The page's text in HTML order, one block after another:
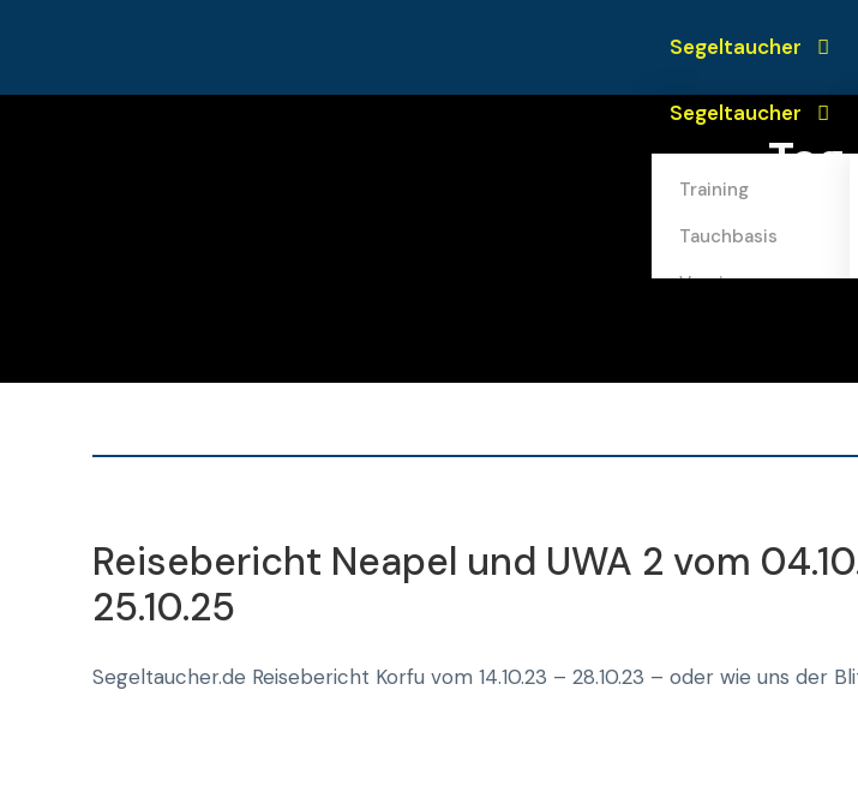
Segeltaucher
Training
Tauchbasis
Verein
Satzung des Vereins
Tag
Reisebericht Neapel und UWA 2 vom
25.10.25
Segeltaucher.de Reisebericht Korfu vom 14.10.23 – 28.10.23 – oder wie uns der
Segeltaucher
Training
Tauchbasis
Verein
Segeltaucher Shop